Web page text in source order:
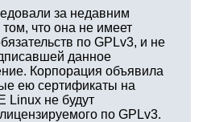
за недавним
что она не имеет
по GPLv3, и не
данное
Корпорация объявила
ею сертификаты на
Linux не будут
по GPLv3.